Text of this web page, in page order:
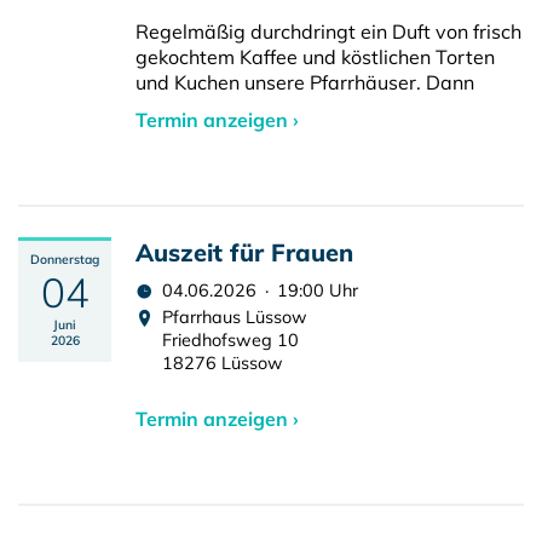
Regelmäßig durchdringt ein Duft von frisch
gekochtem Kaffee und köstlichen Torten
und Kuchen unsere Pfarrhäuser. Dann
Termin anzeigen ›
Donnerstag
04
Juni
2026
Auszeit für Frauen
04.06.2026 · 19:00 Uhr
Pfarrhaus Lüssow
Friedhofsweg 10
18276 Lüssow
Termin anzeigen ›